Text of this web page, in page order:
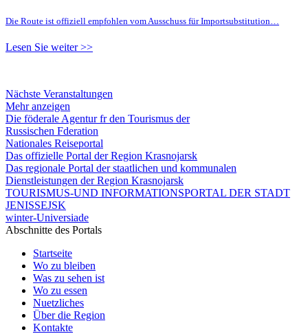
Die Route ist offiziell empfohlen vom Ausschuss für Importsubstitution…
Lesen Sie weiter >>
Nächste Veranstaltungen
Mehr anzeigen
Die föderale Agentur fr den Tourismus der
Russischen Fderation
Nationales Reiseportal
Das offizielle Portal der Region Krasnojarsk
Das regionale Portal der staatlichen und kommunalen
Dienstleistungen der Region Krasnojarsk
TOURISMUS-UND INFORMATIONSPORTAL DER STADT
JENISSEJSK
winter-Universiade
Abschnitte des Portals
Startseite
Wo zu bleiben
Was zu sehen ist
Wo zu essen
Nuetzliches
Über die Region
Kontakte